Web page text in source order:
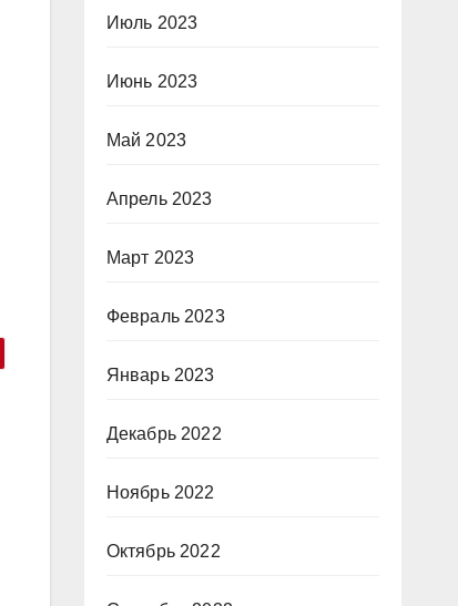
Июль 2023
Июнь 2023
Май 2023
Апрель 2023
Март 2023
Февраль 2023
Январь 2023
Декабрь 2022
Ноябрь 2022
Октябрь 2022